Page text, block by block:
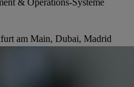
& Operations-Systeme
am Main, Dubai, Madrid